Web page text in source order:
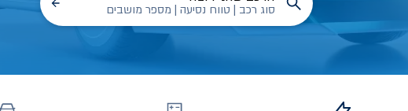
סוג רכב | טווח נסיעה | מספר מושבים